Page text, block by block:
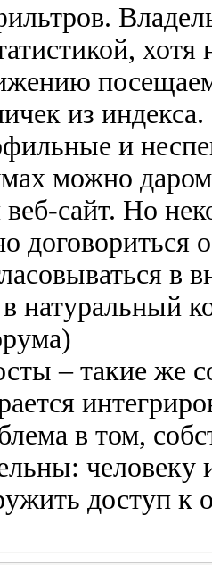
из индекса.
и
можно
веб-сайт. Но
договориться
в
натуральный
– такие же
в том,
человеку
доступ к